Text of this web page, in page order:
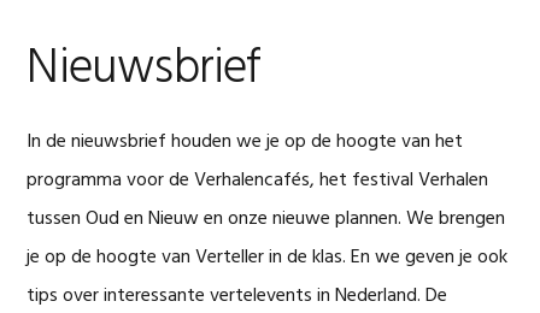
Nieuwsbrief
In de nieuwsbrief houden we je op de hoogte van het
programma voor de Verhalencafés, het festival Verhalen
tussen Oud en Nieuw en onze nieuwe plannen. We brengen
je op de hoogte van Verteller in de klas. En we geven je ook
tips over interessante vertelevents in Nederland. De